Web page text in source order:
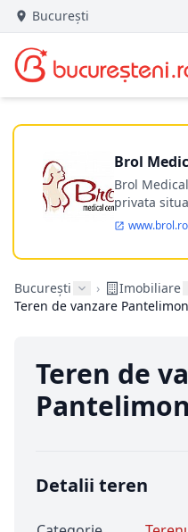
București
Brol
Brol
privata
Timisoara
Incepand
www.brol.ro
București › Imobiliare
Teren de vanzare
Teren de
Detalii teren